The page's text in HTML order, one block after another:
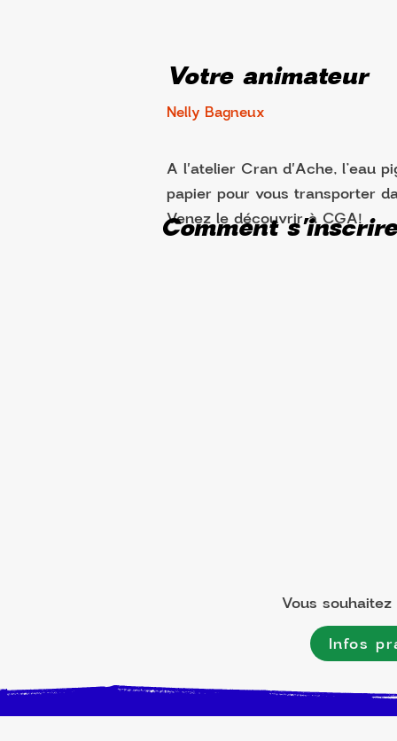
Votre animateur
Nelly Bagneux
A l'atelier Cran d'Ache, l’eau
papier pour vous transporter
Venez le découvrir à CGA!
Comment
Vous
Infos